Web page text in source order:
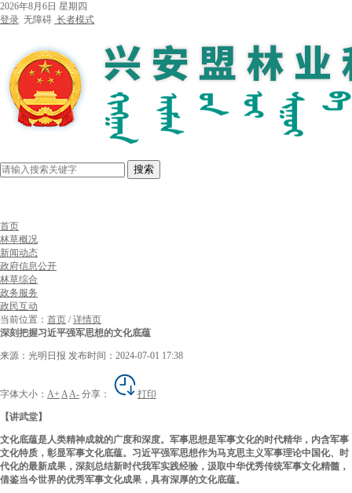
2026年8月6日 星期四
登录 无障碍 长者模式
搜索
首页
林草概况
新闻动态
政府信息公开
林草综合
政务服务
政民互动
当前位置： 首页 /详情页
深刻把握习近平强军思想的文化底蕴
来源：光明日报 发布时间：2024-07-01 17:38
字体大小： A+ AA- 分享： 打印
【讲武堂】
文化底蕴是人类精神成就的广度和深度。军事思想是军事文化的时代精华，内含军事
文化特质，彰显军事文化底蕴。习近平强军思想作为马克思主义军事理论中国化、时
代化的最新成果，深刻总结新时代我军实践经验，汲取中华优秀传统军事文化精髓，
借鉴当今世界的优秀军事文化成果，具有深厚的文化底蕴。